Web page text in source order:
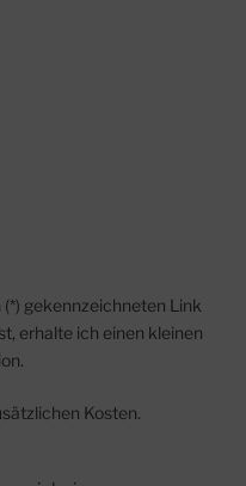
gekennzeichneten Link
erhalte ich einen kleinen
Kosten.